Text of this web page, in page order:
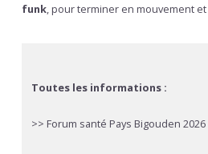
funk, pour terminer en mouvement
Toutes les informations :
>> Forum santé Pays Bigouden 2026